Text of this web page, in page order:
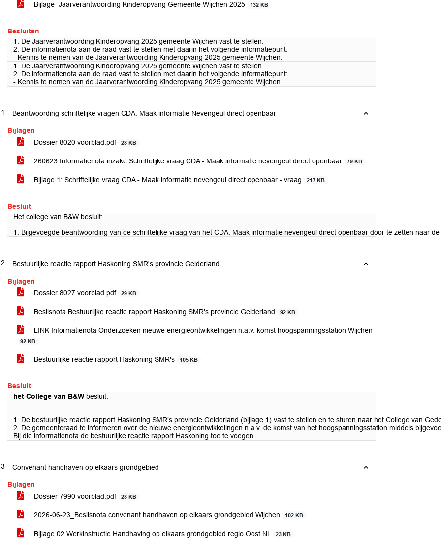
Bijlage_Jaarverantwoording Kinderopvang Gemeente Wijchen 2025 132 KB
Besluiten
1. De Jaarverantwoording Kinderopvang 2025 gemeente Wijchen vast te stellen.
2. De informatienota aan de raad vast te stellen met daarin het volgende informatiepunt:
- Kennis te nemen van de Jaarverantwoording Kinderopvang 2025 gemeente Wijchen.
1. De Jaarverantwoording Kinderopvang 2025 gemeente Wijchen vast te stellen.
2. De informatienota aan de raad vast te stellen met daarin het volgende informatiepunt:
- Kennis te nemen van de Jaarverantwoording Kinderopvang 2025 gemeente Wijchen.
Beantwoording schriftelijke vragen CDA: Maak informatie Nevengeul direct openbaar
Bijlagen
Dossier 8020 voorblad.pdf
28 KB
260623 Informatienota inzake Schriftelijke vraag CDA - Maak informatie nevengeul direct openbaar 79 KB
Bijlage 1: Schriftelijke vraag CDA - Maak informatie nevengeul direct openbaar - vraag 217 KB
Besluit
Het college van B&W besluit:
1. Bijgevoegde beantwoording van de schriftelijke vraag van het CDA: Maak informatie nevengeul direct openbaar door te zetten naar
Bestuurlijke reactie rapport Haskoning SMR's provincie Gelderland
Bijlagen
Dossier 8027 voorblad.pdf
29 KB
Beslisnota Bestuurlijke reactie rapport Haskoning SMR's provincie Gelderland 92 KB
LINK Informatienota Onderzoeken nieuwe energieontwikkelingen n.a.v. komst hoogspanningsstation Wijchen
92 KB
Bestuurlijke reactie rapport Haskoning SMR's 105 KB
Besluit
het College van B&W besluit:
1. De bestuurlijke reactie rapport Haskoning SMR’s provincie Gelderland (bijlage 1) vast te stellen en te sturen naar het College van
2. De gemeenteraad te informeren over de nieuwe energieontwikkelingen n.a.v. de komst van het hoogspanningsstation middels
Bij die informatienota de bestuurlijke reactie rapport Haskoning toe te voegen.
Convenant handhaven op elkaars grondgebied
Bijlagen
Dossier 7990 voorblad.pdf
28 KB
2026-06-23_Beslisnota convenant handhaven op elkaars grondgebied Wijchen 102 KB
Bijlage 02 Werkinstructie Handhaving op elkaars grondgebied regio Oost NL 23 KB